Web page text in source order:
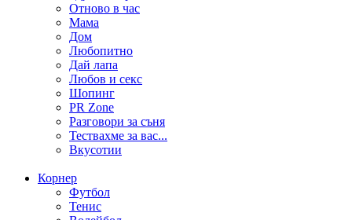
Отново в час
Мама
Дом
Любопитно
Дай лапа
Любов и секс
Шопинг
PR Zone
Разговори за съня
Тествахме за вас...
Вкусотии
Корнер
Футбол
Тенис